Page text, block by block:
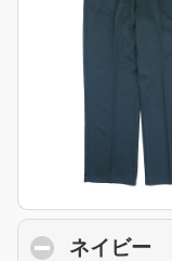
ネイビ